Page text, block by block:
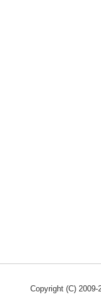
Copyright (C)